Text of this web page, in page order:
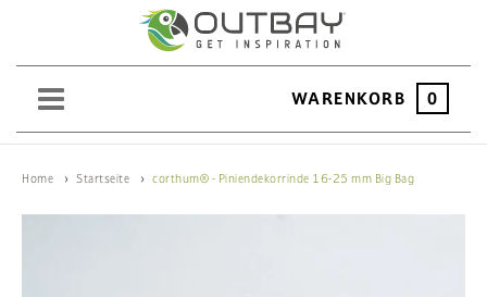
WARENKORB 0
Home Startseite corthum® - Piniendekorrinde 16-25 mm Big Bag